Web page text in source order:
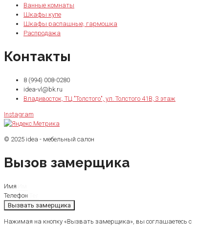
Ванные комнаты
Шкафы купе
Шкафы распашные, гармошка
Распродажа
Контакты
8 (994) 008-0280
idea-vl@bk.ru
Владивосток, ТЦ "Толстого", ул. Толстого 41В, 3 этаж
Instagram
© 2025 idea - мебельный салон
Вызов замерщика
Имя
Телефон
Вызвать замерщика
Нажимая на кнопку «Вызвать замерщика», вы соглашаетесь с